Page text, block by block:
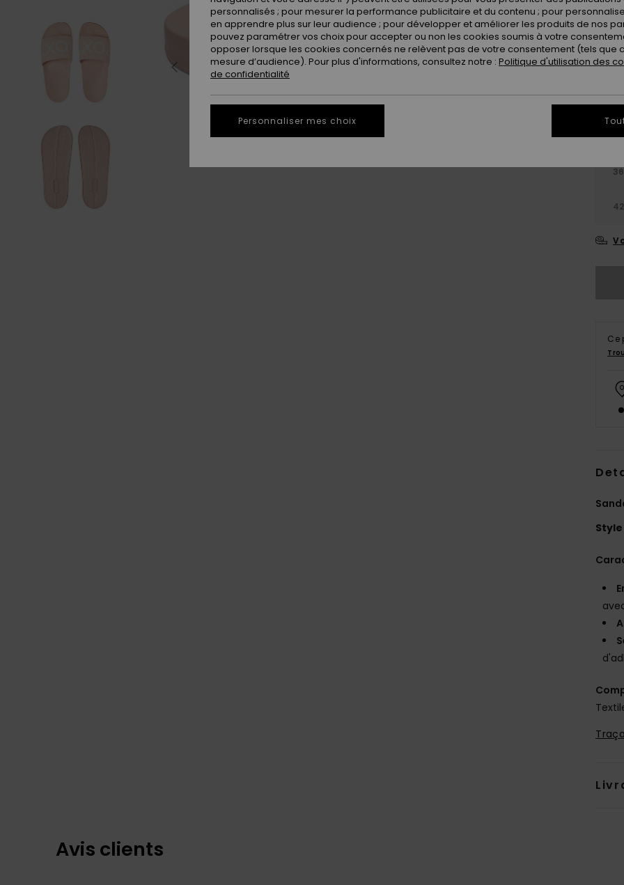
36
42
Ce
Style
Avis clients
personnalisés ; pour mesurer la performance publicitaire et du contenu ; pour
en apprendre plus sur leur audience ; pour développer et améliorer les produits de nos
pouvez paramétrer vos choix pour accepter ou non les cookies soumis à votre
opposer lorsque les cookies concernés ne relèvent pas de votre consentement (tels que
mesure d’audience). Pour plus d'informations, consultez notre : Politique d'utilisation des
de confidentialité
Personnaliser mes choix